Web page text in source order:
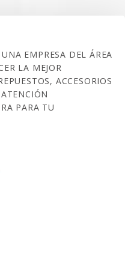
EMPRESA DEL ÁREA
LA MEJOR
ACCESORIOS
PARA TU